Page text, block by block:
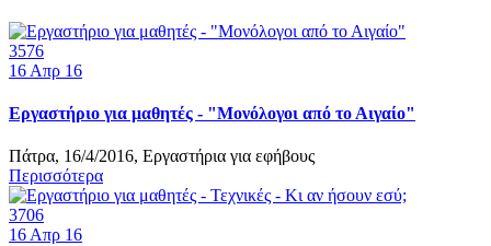
3576
16 Απρ 16
Εργαστήριο για μαθητές - "Μονόλογοι από το Αιγαίο"
Πάτρα, 16/4/2016, Εργαστήρια για εφήβους
Περισσότερα
3706
16 Απρ 16